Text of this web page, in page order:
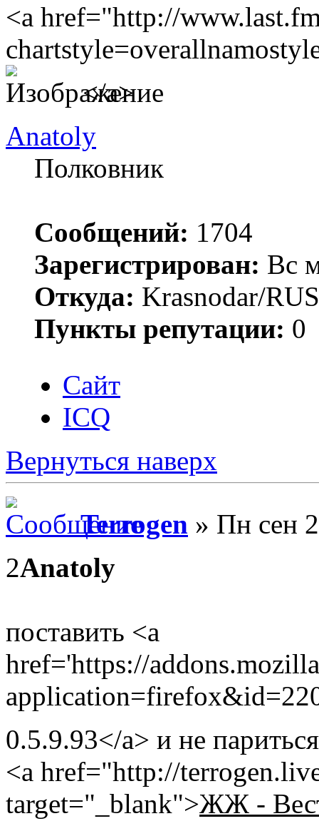
<a href="http://
</a>
Anatoly
Полковник
Сообщений: 1704
Зарегистрирован: Вс
Откуда: Krasnodar/
Пункты репутации: 0
Сайт
ICQ
Вернуться наверх
Terrogen » Пн сен
2Anatoly
поставить <a
href='https://
0.5.9.93</a> и не
<a href="http://
target="_blank">ЖЖ -